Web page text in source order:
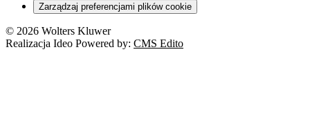
Zarządzaj preferencjami plików cookie
© 2026 Wolters Kluwer
Realizacja Ideo Powered by: CMS Edito